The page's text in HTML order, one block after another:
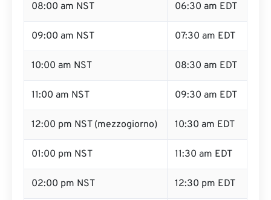
08:00 am NST 06:30 am EDT
09:00 am NST 07:30 am EDT
10:00 am NST 08:30 am EDT
11:00 am NST 09:30 am EDT
12:00 pm NST (mezzogiorno) 10:30 am EDT
01:00 pm NST 11:30 am EDT
02:00 pm NST 12:30 pm EDT